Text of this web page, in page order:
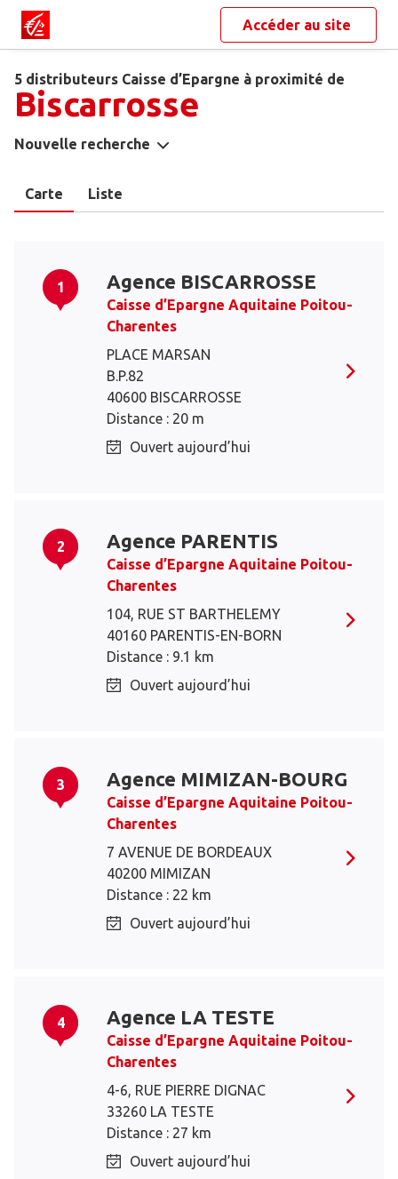
Accéder au site
5 distributeurs Caisse d’Epargne à proximité de
Biscarrosse
Nouvelle recherche
Carte Liste
1 Agence BISCARROSSE
Caisse d’Epargne Aquitaine Poitou-
Charentes
PLACE MARSAN
B.P.82
40600 BISCARROSSE
Distance : 20 m
Ouvert aujourd’hui
2 Agence PARENTIS
Caisse d’Epargne Aquitaine Poitou-
Charentes
104, RUE ST BARTHELEMY
40160 PARENTIS-EN-BORN
Distance : 9.1 km
Ouvert aujourd’hui
3 Agence MIMIZAN-BOURG
Caisse d’Epargne Aquitaine Poitou-
Charentes
7 AVENUE DE BORDEAUX
40200 MIMIZAN
Distance : 22 km
Ouvert aujourd’hui
4 Agence LA TESTE
Caisse d’Epargne Aquitaine Poitou-
Charentes
4-6, RUE PIERRE DIGNAC
33260 LA TESTE
Distance : 27 km
Ouvert aujourd’hui